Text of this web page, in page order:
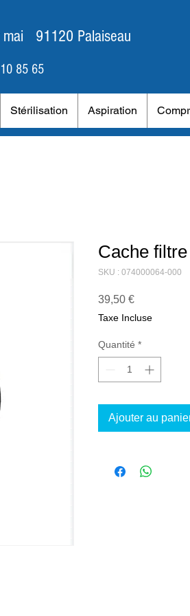
mai 91120 Palaiseau
85 65
Stérilisation Aspiration
Cache
SKU : 074000064-000
39,50 €Prix
Taxe Incluse
Quantité *
Ajouter au